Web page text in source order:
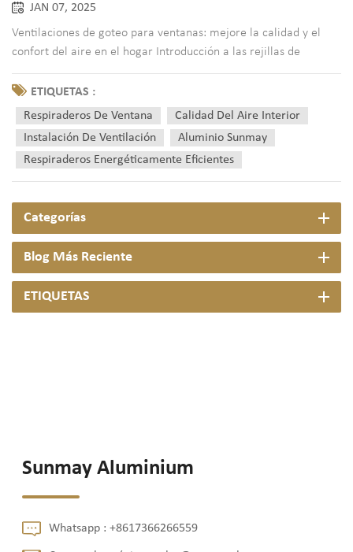
JAN 07, 2025
Ventilaciones de goteo para ventanas: mejore la calidad y el
confort del aire en el hogar Introducción a las rejillas de
ventilación de ventana En la búsqueda actual de hogares con
mayor eficiencia energética, garantizar una ventilación
adecuada a menudo se convie...
ETIQUETAS :
Respiraderos De Ventana
Calidad Del Aire Interior
Instalación De Ventilación
Aluminio Sunmay
Respiraderos Energéticamente Eficientes
Categorías
Blog Más Reciente
ETIQUETAS
Sunmay Aluminium
Whatsapp :+8617366266559